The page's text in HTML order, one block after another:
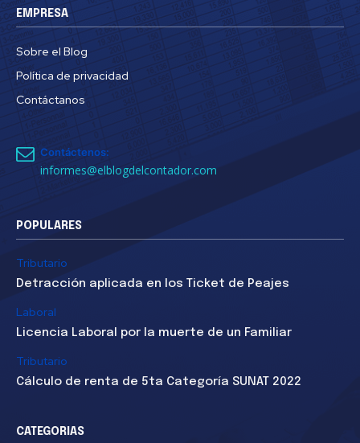
EMPRESA
Sobre el Blog
Política de privacidad
Contáctanos
Contáctenos:
informes@elblogdelcontador.com
POPULARES
Tributario
Detracción aplicada en los Ticket de Peajes
Laboral
Licencia Laboral por la muerte de un Familiar
Tributario
Cálculo de renta de 5ta Categoría SUNAT 2022
CATEGORIAS